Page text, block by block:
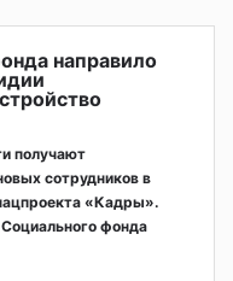
направило
получают
сотрудников в
«Кадры».
фонда